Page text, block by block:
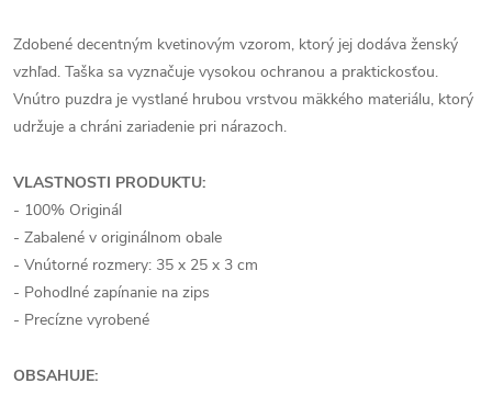
Zdobené decentným kvetinovým vzorom, ktorý jej dodáva ženský
vzhľad. Taška sa vyznačuje vysokou ochranou a praktickosťou.
Vnútro puzdra je vystlané hrubou vrstvou mäkkého materiálu, ktorý
udržuje a chráni zariadenie pri nárazoch.
VLASTNOSTI PRODUKTU:
- 100% Originál
- Zabalené v originálnom obale
- Vnútorné rozmery: 35 x 25 x 3 cm
- Pohodlné zapínanie na zips
- Precízne vyrobené
OBSAHUJE: